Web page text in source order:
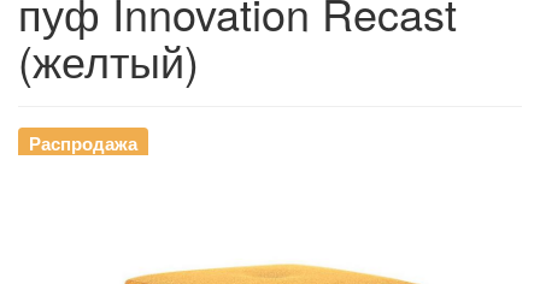
пуф Innovation Recast
(желтый)
Распродажа